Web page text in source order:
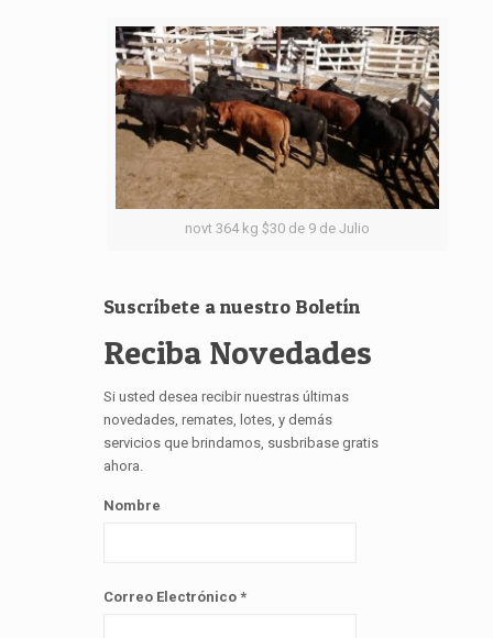
novt 364 kg $30 de 9 de Julio
Suscríbete a nuestro Boletín
Reciba Novedades
Si usted desea recibir nuestras últimas
novedades, remates, lotes, y demás
servicios que brindamos, susbribase gratis
ahora.
Nombre
Correo Electrónico *